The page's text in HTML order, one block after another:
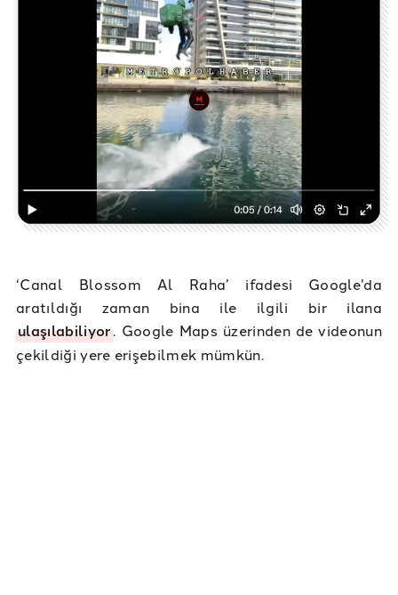
‘Canal Blossom Al Raha’ ifadesi Google’da
aratıldığı zaman bina ile ilgili bir ilana
ulaşılabiliyor. Google Maps üzerinden de videonun
çekildiği yere erişebilmek mümkün.